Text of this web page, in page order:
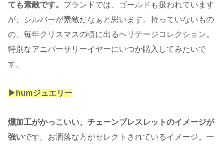
ても素敵です。 ブランドでは、ゴールドも扱われています
が、シルバーが素敵だなぁと思います。持っていないもの
の、毎年クリスマスの頃に出るヘリテージコレクション。
特別なアニバーサリーイヤーにいつか購入してみたいで
す。
▶︎humジュエリー
燻加工がかっこいい、チェーンブレスレットのイメージが
強いです。お洒落な方がセレクトされているイメージ。一